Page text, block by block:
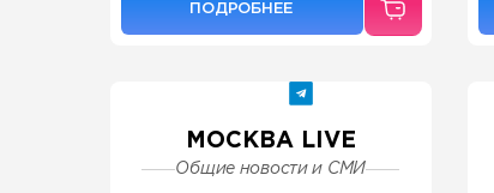
ПОДРОБНЕЕ
МОСКВА LIVE
Общие новости и СМИ